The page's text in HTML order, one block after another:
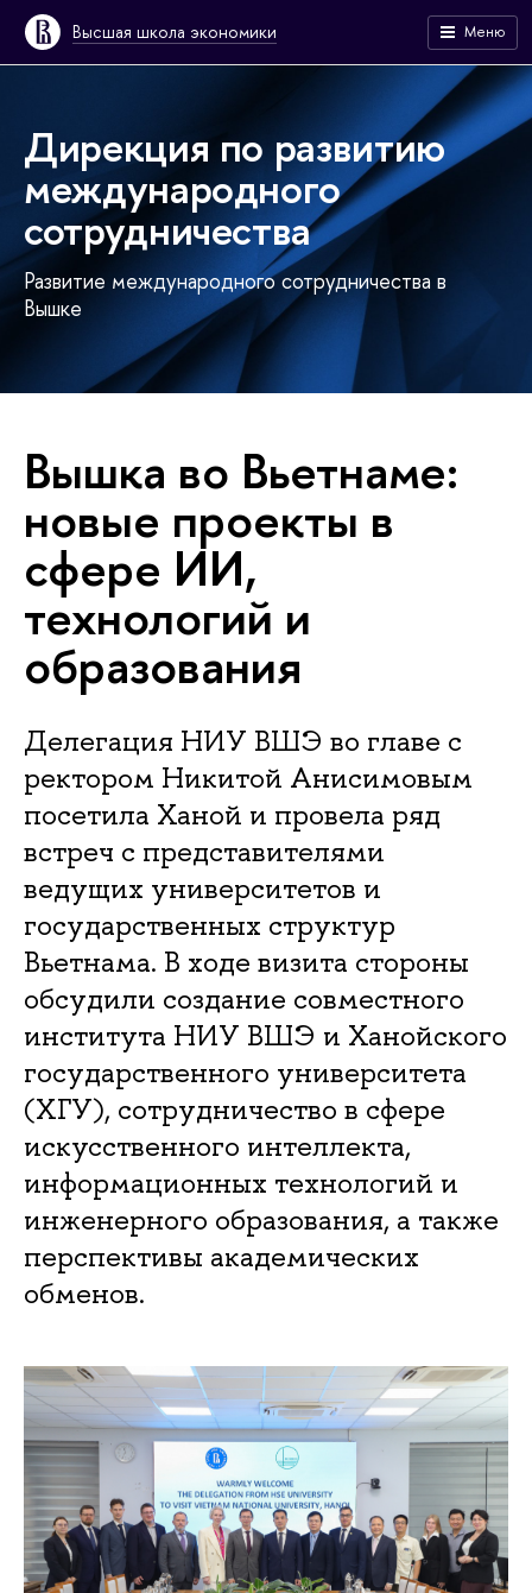
Высшая школа экономики Меню
Дирекция по развитию
международного
сотрудничества
Развитие международного сотрудничества в
Вышке
Вышка во Вьетнаме:
новые проекты в
сфере ИИ,
технологий и
образования
Делегация НИУ ВШЭ во главе с
ректором Никитой Анисимовым
посетила Ханой и провела ряд
встреч с представителями
ведущих университетов и
государственных структур
Вьетнама. В ходе визита стороны
обсудили создание совместного
института НИУ ВШЭ и Ханойского
государственного университета
(ХГУ), сотрудничество в сфере
искусственного интеллекта,
информационных технологий и
инженерного образования, а также
перспективы академических
обменов.